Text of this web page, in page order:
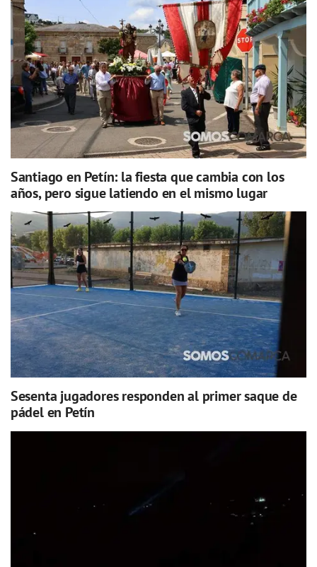
Santiago en Petín: la fiesta que cambia con los
años, pero sigue latiendo en el mismo lugar
Sesenta jugadores responden al primer saque de
pádel en Petín